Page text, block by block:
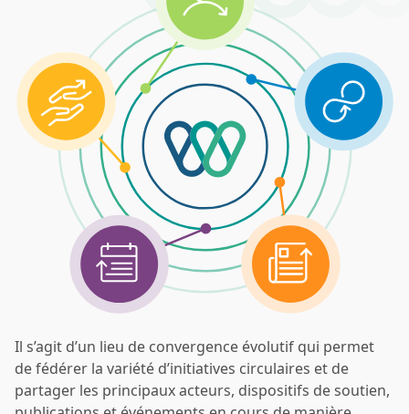
Il s’agit d’un lieu de convergence évolutif qui permet
de fédérer la variété d’initiatives circulaires et de
partager les principaux acteurs, dispositifs de soutien,